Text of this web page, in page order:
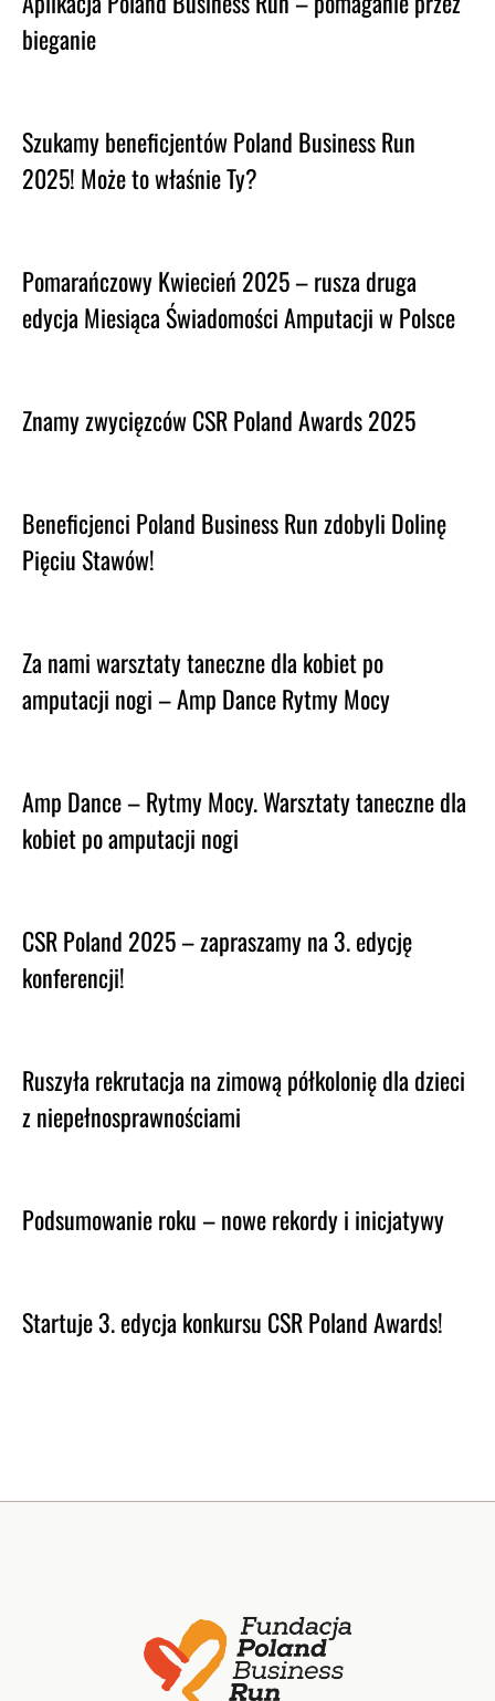
bieganie
Szukamy beneficjentów Poland Business Run
2025! Może to właśnie Ty?
Pomarańczowy Kwiecień 2025 – rusza druga
edycja Miesiąca Świadomości Amputacji w Polsce
Znamy zwycięzców CSR Poland Awards 2025
Beneficjenci Poland Business Run zdobyli Dolinę
Pięciu Stawów!
Za nami warsztaty taneczne dla kobiet po
amputacji nogi – Amp Dance Rytmy Mocy
Amp Dance – Rytmy Mocy. Warsztaty taneczne dla
kobiet po amputacji nogi
CSR Poland 2025 – zapraszamy na 3. edycję
konferencji!
Ruszyła rekrutacja na zimową półkolonię dla dzieci
z niepełnosprawnościami
Podsumowanie roku – nowe rekordy i inicjatywy
Startuje 3. edycja konkursu CSR Poland Awards!